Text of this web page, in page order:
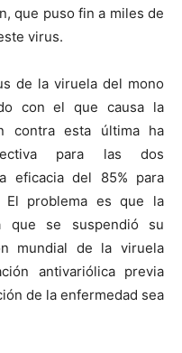
que puso fin a miles de
virus.
de la viruela del mono
con el que causa la
contra esta última ha
para las dos
eficacia del 85% para
problema es que la
que se suspendió su
mundial de la viruela
antivariólica previa
de la enfermedad sea